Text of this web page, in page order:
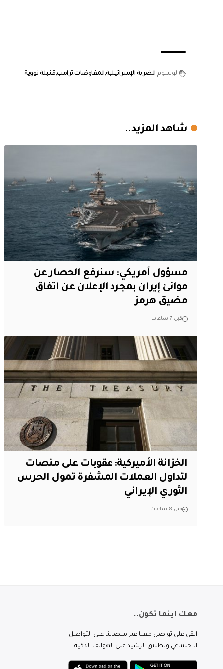
الوسوم الضربة الإسرائيلية المفاوضات ترامب قنبلة نووية
شاهد المزيد..
مسؤول أمريكي: سنرفع الحصار عن
موانئ إيران بمجرد الإعلان عن اتفاق
مضيق هرمز
قبل 7 ساعات
الخزانة الأميركية: عقوبات على منصات
لتداول العملات المشفرة تمول الحرس
الثوري الإيراني
قبل 8 ساعات
معك اينما تكون..
ابقى على تواصل معنا عبر منصاتنا على التواصل
الاجتماعي وتطبيق الرشيد على الهواتف الذكية.